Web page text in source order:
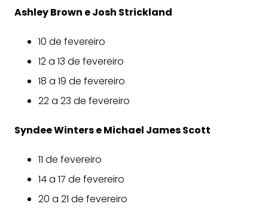
Ashley Brown e Josh Strickland
10 de fevereiro
12 a 13 de fevereiro
18 a 19 de fevereiro
22 a 23 de fevereiro
Syndee Winters e Michael James Scott
11 de fevereiro
14 a 17 de fevereiro
20 a 21 de fevereiro